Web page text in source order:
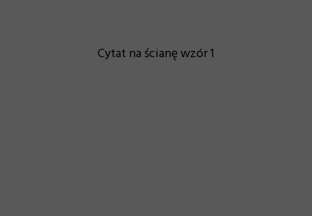
Cytat na ścianę wzór 1